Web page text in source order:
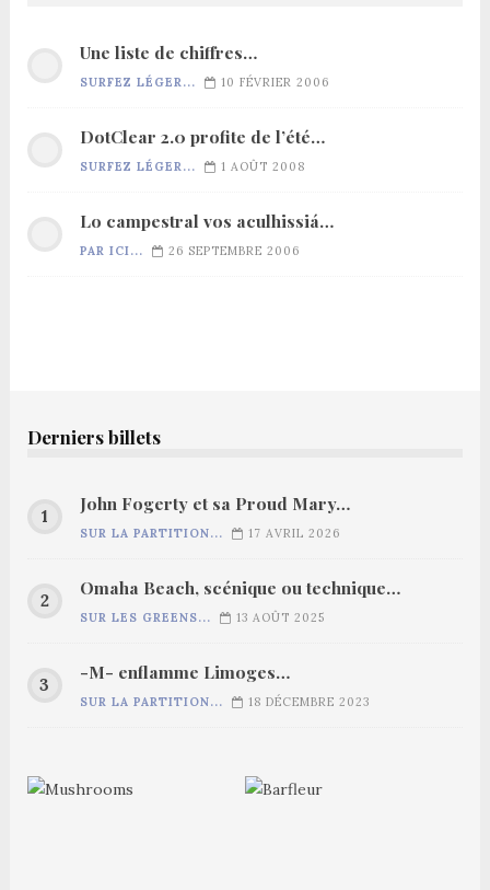
Une liste de chiffres…
SURFEZ LÉGER... 10 FÉVRIER 2006
DotClear 2.0 profite de l’été…
SURFEZ LÉGER... 1 AOÛT 2008
Lo campestral vos aculhissiá…
PAR ICI... 26 SEPTEMBRE 2006
Derniers billets
John Fogerty et sa Proud Mary…
SUR LA PARTITION... 17 AVRIL 2026
Omaha Beach, scénique ou technique…
SUR LES GREENS... 13 AOÛT 2025
-M- enflamme Limoges…
SUR LA PARTITION... 18 DÉCEMBRE 2023